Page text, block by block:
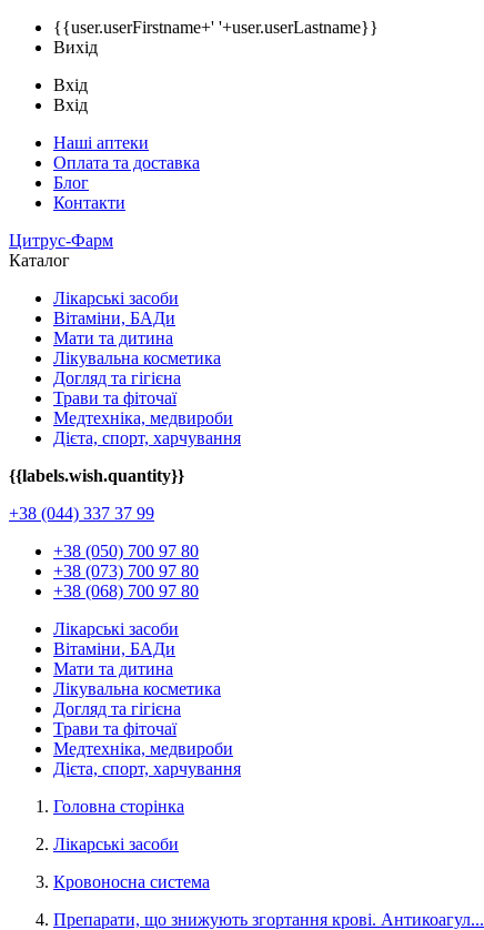
{{user.userFirstname+' '+user.userLastname}}
Вихід
Вхід
Вхід
Наші аптеки
Оплата та доставка
Блог
Контакти
Цитрус-Фарм
Каталог
Лікарські засоби
Вітаміни, БАДи
Мати та дитина
Лікувальна косметика
Догляд та гігієна
Трави та фіточаї
Медтехніка, медвироби
Дієта, спорт, харчування
{{labels.wish.quantity}}
+38 (044) 337 37 99
+38 (050) 700 97 80
+38 (073) 700 97 80
+38 (068) 700 97 80
Лікарські засоби
Вітаміни, БАДи
Мати та дитина
Лікувальна косметика
Догляд та гігієна
Трави та фіточаї
Медтехніка, медвироби
Дієта, спорт, харчування
Головна сторінка
Лікарські засоби
Кровоносна система
Препарати, що знижують згортання крові. Антикоагул...